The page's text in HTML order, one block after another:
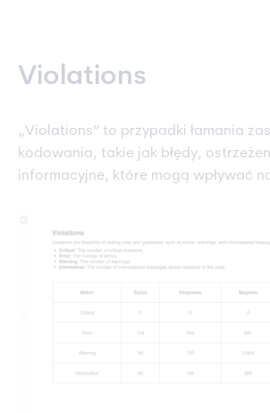
Violations
„Violations” to przypadki łamania
kodowania, takie jak błędy,
informacyjne, które mogą wpływać